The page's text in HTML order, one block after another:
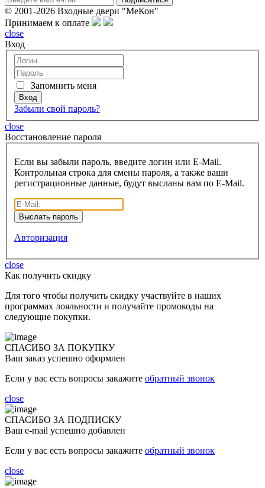
© 2001-2026 Входные двери "МеКон"
Принимаем к оплате
close
Вход
Запомнить меня
Забыли свой пароль?
close
Восcтановление пароля
Если вы забыли пароль, введите логин или E-Mail.
Контрольная строка для смены пароля, а также ваши
регистрационные данные, будут высланы вам по E-Mail.
Авторизация
close
Как получить скидку
Для того чтобы получить скидку участвуйте в наших
программах лояльности и получайте промокоды на
следующие покупки.
СПАСИБО ЗА ПОКУПКУ
Ваш заказ успешно оформлен
Если у вас есть вопросы закажите обратный звонок
close
СПАСИБО ЗА ПОДПИСКУ
Ваш e-mail успешно добавлен
Если у вас есть вопросы закажите обратный звонок
close